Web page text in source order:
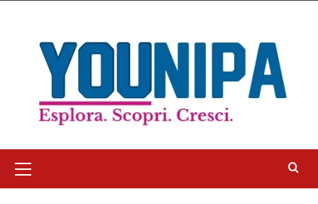
contenuto
principale